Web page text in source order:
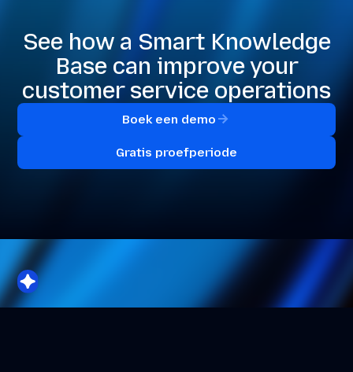
See how a Smart Knowledge
Base can improve your
customer service operations
Boek een demo
Gratis proefperiode